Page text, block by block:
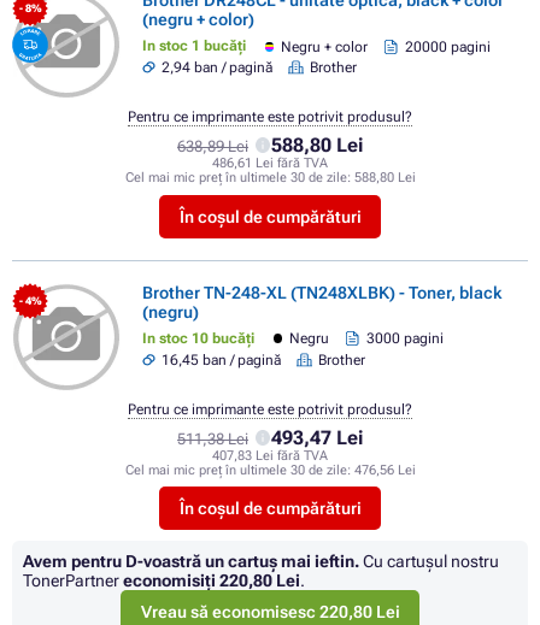
- 8%
(negru + color)
In stoc 1 bucăți Negru + color
20000 pagini
2,94 ban / pagină
Brother
638,89 Lei 588,80 Lei
486,61 Lei fără TVA
Cel mai mic preț în ultimele 30 de zile: 588,80 Lei
În coșul de cumpărături
Pentru ce imprimante este potrivit produsul?
- 4%
Brother TN-248-XL (TN248XLBK) - Toner, black
(negru)
In stoc 10 bucăți Negru
3000 pagini
16,45 ban / pagină
Brother
511,38 Lei 493,47 Lei
407,83 Lei fără TVA
Cel mai mic preț în ultimele 30 de zile: 476,56 Lei
În coșul de cumpărături
Pentru ce imprimante este potrivit produsul?
Avem pentru D-voastră un cartuș mai ieftin.Cu cartuşul nostru
TonerPartnereconomisiţi 220,80 Lei.
Vreau să economisesc 220,80 Lei